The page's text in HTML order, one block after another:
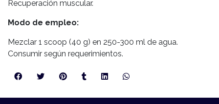
Recuperación muscular.
Modo de empleo:
Mezclar 1 scoop (40 g) en 250-300 ml de agua.
Consumir según requerimientos.